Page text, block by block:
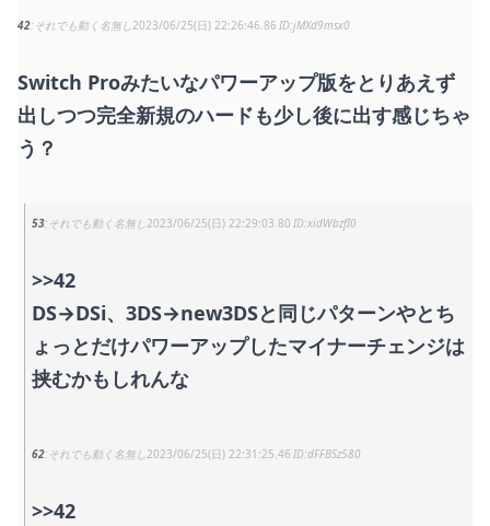
42 それでも動く名無し2023/06/25(日) 22:26:46.86 jMXd9msx0
Switch Proみたいなパワーアップ版をとりあえず
出しつつ完全新規のハードも少し後に出す感じちゃ
う？
53 それでも動く名無し2023/06/25(日) 22:29:03.80 xidWbzfI0
>>42
DS→DSi、3DS→new3DSと同じパターンやとち
ょっとだけパワーアップしたマイナーチェンジは
挟むかもしれんな
62 それでも動く名無し2023/06/25(日) 22:31:25.46 dFFBSz580
>>42